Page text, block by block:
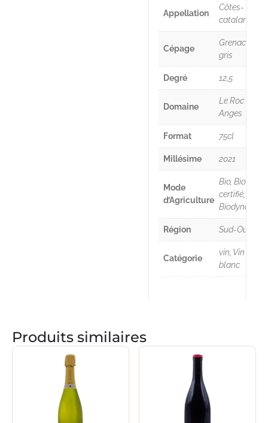
Appellation
Côtes-
catalanes
Cépage
Grenache
gris
Degré 12,5
Domaine
Le Roc des
Anges
Format 75cl
Millésime 2021
Mode
d’Agriculture
Bio, Bio
certifié,
Biodynamie
Région Sud-Ouest
Catégorie
vin, Vin
blanc
Produits similaires